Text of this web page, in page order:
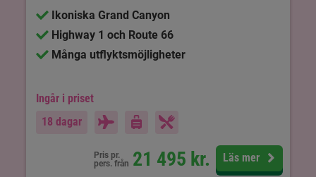
Ikoniska Grand Canyon
Highway 1 och Route 66
Många utflyktsmöjligheter
Ingår i priset
18 dagar
Pris pr.
pers. från 21 495 kr. Läs mer